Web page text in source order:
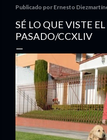
Publicado por Ernesto
SÉ LO QUE VISTE
PASADO/CCXLIV